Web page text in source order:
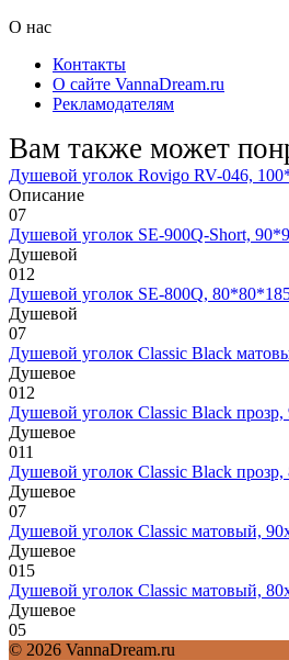
О нас
Контакты
О сайте VannaDream.ru
Рекламодателям
Вам также может
Душевой уголок Rovigo RV-046,
Описание
07
Душевой уголок SE-900Q-Short,
Душевой
012
Душевой уголок SE-800Q,
Душевой
07
Душевой уголок Classic Black
Душевое
012
Душевой уголок Classic Black
Душевое
011
Душевой уголок Classic Black
Душевое
07
Душевой уголок Classic матовый,
Душевое
015
Душевой уголок Classic матовый,
Душевое
05
© 2026 VannaDream.ru